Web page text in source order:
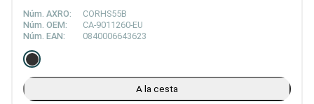
Núm. AXRO:
CORHS55B
Núm. OEM:
CA-9011260-EU
Núm. EAN:
0840006643623
A la cesta